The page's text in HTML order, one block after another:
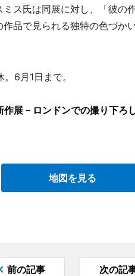
ス氏は同展に対し、「彼の
品で見られる独特の色づか
6月1日まで。
展－ロンドンでの撮り下ろ
地図を見る
前の記事 次の記